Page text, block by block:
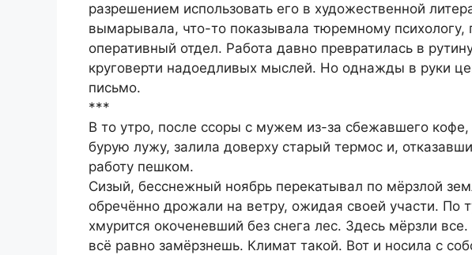
разрешением использовать его в художественной
вымарывала, что-то показывала тюремному психологу,
оперативный отдел. Работа давно превратилась в
круговерти надоедливых мыслей. Но однажды в руки
письмо.
***
В то утро, после ссоры с мужем из-за сбежавшего
бурую лужу, залила доверху старый термос и,
работу пешком.
Сизый, бесснежный ноябрь перекатывал по мёрзлой
обречённо дрожали на ветру, ожидая своей участи. По
хмурится окоченевший без снега лес. Здесь мёрзли
всё равно замёрзнешь. Климат такой. Вот и носила с